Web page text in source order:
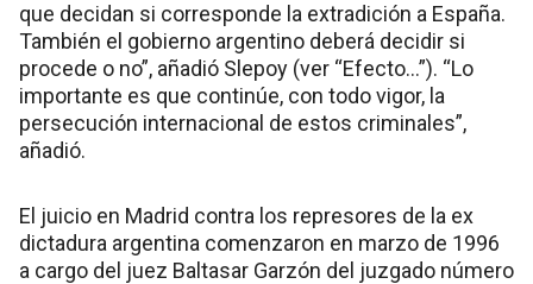
que decidan si corresponde la extradición a España.
También el gobierno argentino deberá decidir si
procede o no”, añadió Slepoy (ver “Efecto…”). “Lo
importante es que continúe, con todo vigor, la
persecución internacional de estos criminales”,
añadió.
El juicio en Madrid contra los represores de la ex
dictadura argentina comenzaron en marzo de 1996
a cargo del juez Baltasar Garzón del juzgado número